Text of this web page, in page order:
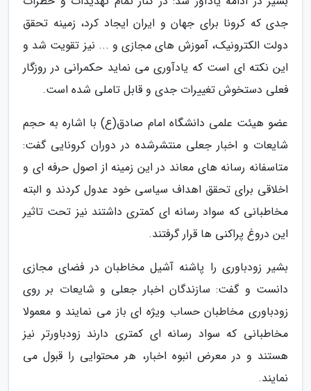
جدی که کرونا برای جهان و ایران ایجاد کرد، زمینه تحقق
دولت الکترونیک، آموزش های مجازی و ... نیز تقویت شد و
این نکته ای است که یادآوری می نماید حکمرانی در روزگار
فعلی دستخوش تغییرات جدی و قابل تاملی شده است.
عضو هیئت علمی دانشگاه امام صادق(ع) با اشاره به حجم
شایعات و اخبار جعلی منتشرشده در دوران کرونایی گفت:
متاسفانه رسانه های معاند در این زمینه از اصول حرفه ای و
اخلاقی برای تحقق اهداف سیاسی خود عدول کردند و البته
مخاطبانی که سواد رسانه ای کمتری داشتند نیز تحت تاثیر
این دروغ پراکنی ها قرار گرفتند.
بشیر زودباوری را پاشنه آشیل مخاطبان در فضای مجازی
دانست و گفت: سازندگان اخبار جعلی و شایعات بر روی
زودباوری مخاطبان حساب ویژه ای باز می نمایند و معمولا
مخاطبانی که سواد رسانه ای کمتری دارند زودباورتر نیز
هستند و در معرض انبوه اخبار، هر محتوایی را قبول می
نمایند.